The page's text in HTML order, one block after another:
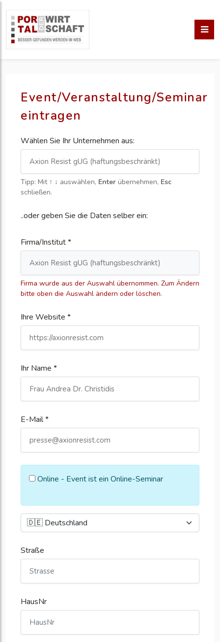
Event/Veranstaltung/Seminar
eintragen
Wählen Sie Ihr Unternehmen aus:
Tipp: Mit ↑ ↓ auswählen, Enter übernehmen, Esc
schließen.
..oder geben Sie die Daten selber ein:
Firma/Institut *
Firma wurde aus der Auswahl übernommen. Zum Ändern
bitte oben die Auswahl ändern oder löschen.
Ihre Website *
Ihr Name *
E-Mail *
Online - Event ist ein Online-Seminar
Straße
HausNr